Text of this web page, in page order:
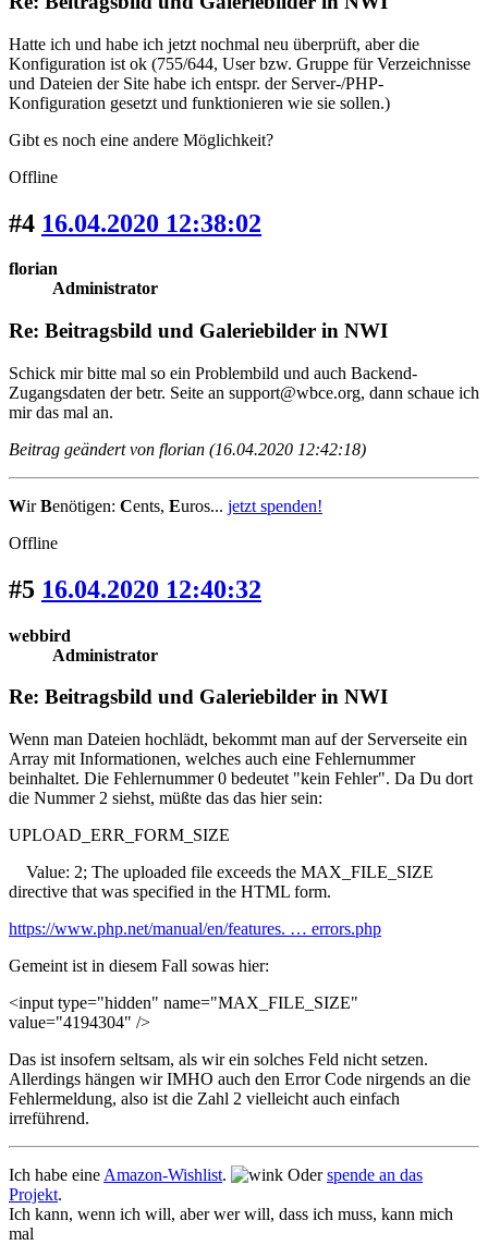
Hatte ich und habe ich jetzt nochmal neu überprüft, aber die
Konfiguration ist ok (755/644, User bzw. Gruppe für Verzeichnisse
und Dateien der Site habe ich entspr. der Server-/PHP-
Konfiguration gesetzt und funktionieren wie sie sollen.)
Gibt es noch eine andere Möglichkeit?
Offline
#4 16.04.2020 12:38:02
florian
Administrator
Re: Beitragsbild und Galeriebilder in NWI
Schick mir bitte mal so ein Problembild und auch Backend-
Zugangsdaten der betr. Seite an support@wbce.org, dann schaue ich
mir das mal an.
Beitrag geändert von florian (16.04.2020 12:42:18)
WirBenötigen: Cents, Euros... jetzt spenden!
Offline
#5 16.04.2020 12:40:32
webbird
Administrator
Re: Beitragsbild und Galeriebilder in NWI
Wenn man Dateien hochlädt, bekommt man auf der Serverseite ein
Array mit Informationen, welches auch eine Fehlernummer
beinhaltet. Die Fehlernummer 0 bedeutet "kein Fehler". Da Du dort
die Nummer 2 siehst, müßte das das hier sein:
UPLOAD_ERR_FORM_SIZE
Value: 2; The uploaded file exceeds the MAX_FILE_SIZE
directive that was specified in the HTML form.
https://www.php.net/manual/en/features. … errors.php
Gemeint ist in diesem Fall sowas hier:
<input type="hidden" name="MAX_FILE_SIZE"
value="4194304" />
Das ist insofern seltsam, als wir ein solches Feld nicht setzen.
Allerdings hängen wir IMHO auch den Error Code nirgends an die
Fehlermeldung, also ist die Zahl 2 vielleicht auch einfach
irreführend.
Ich habe eine Amazon-Wishlist. Oderspende an das
Projekt.
Ich kann, wenn ich will, aber wer will, dass ich muss, kann mich
mal